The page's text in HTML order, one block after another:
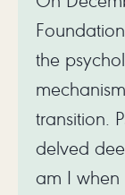
the
transition.
delved
am I when